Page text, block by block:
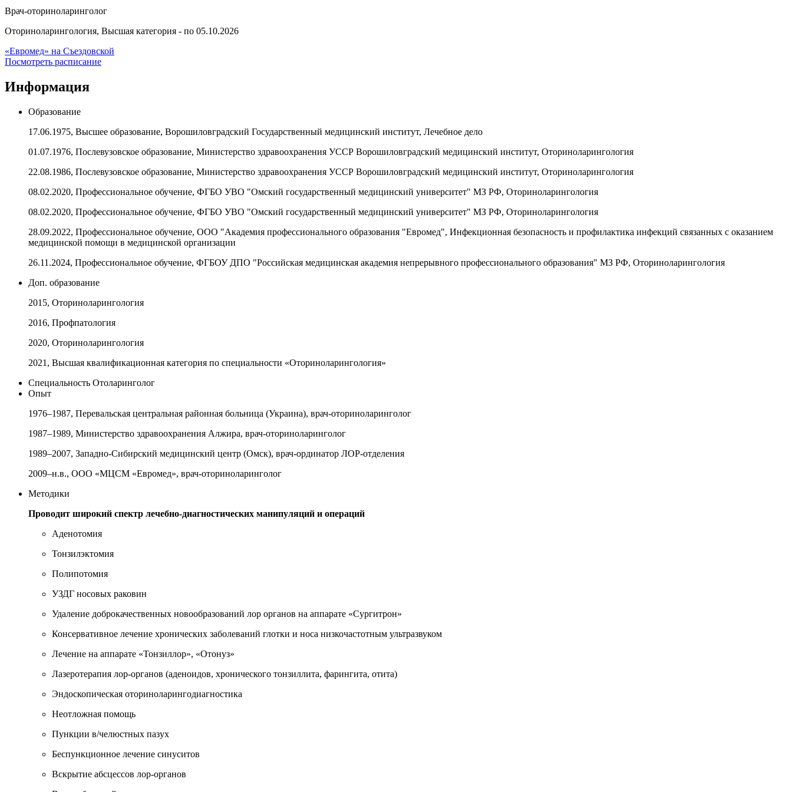
Врач-оториноларинголог
Оториноларингология, Высшая категория - по 05.10.2026
«Евромед» на Съездовской
Посмотреть расписание
Информация
Образование
17.06.1975, Высшее образование, Ворошиловградский Государственный медицинский институт, Лечебное дело
01.07.1976, Послевузовское образование, Министерство здравоохранения УССР Ворошиловградский медицинский институт, Оториноларингология
22.08.1986, Послевузовское образование, Министерство здравоохранения УССР Ворошиловградский медицинский институт, Оториноларингология
08.02.2020, Профессиональное обучение, ФГБО УВО "Омский государственный медицинский университет" МЗ РФ, Оториноларингология
08.02.2020, Профессиональное обучение, ФГБО УВО "Омский государственный медицинский университет" МЗ РФ, Оториноларингология
28.09.2022, Профессиональное обучение, ООО "Академия профессионального образования "Евромед", Инфекционная безопасность и профилактика инфекций связанных с оказанием
медицинской помощи в медицинской организации
26.11.2024, Профессиональное обучение, ФГБОУ ДПО "Российская медицинская академия непрерывного профессионального образования" МЗ РФ, Оториноларингология
Доп. образование
2015, Оториноларингология
2016, Профпатология
2020, Оториноларингология
2021, Высшая квалификационная категория по специальности «Оториноларингология»
Специальность Отоларинголог
Опыт
1976–1987, Перевальская центральная районная больница (Украина), врач-оториноларинголог
1987–1989, Министерство здравоохранения Алжира, врач-оториноларинголог
1989–2007, Западно-Сибирский медицинский центр (Омск), врач-ординатор ЛОР-отделения
2009–н.в., ООО «МЦСМ «Евромед», врач-оториноларинголог
Методики
Проводит широкий спектр лечебно-диагностических манипуляций и операций
Аденотомия
Тонзилэктомия
Полипотомия
УЗДГ носовых раковин
Удаление доброкачественных новообразований лор органов на аппарате «Сургитрон»
Консервативное лечение хронических заболеваний глотки и носа низкочастотным ультразвуком
Лечение на аппарате «Тонзиллор», «Отонуз»
Лазеротерапия лор-органов (аденоидов, хронического тонзиллита, фарингита, отита)
Эндоскопическая оториноларингодиагностика
Неотложная помощь
Пункции в/челюстных пазух
Беспункционное лечение синуситов
Вскрытие абсцессов лор-органов